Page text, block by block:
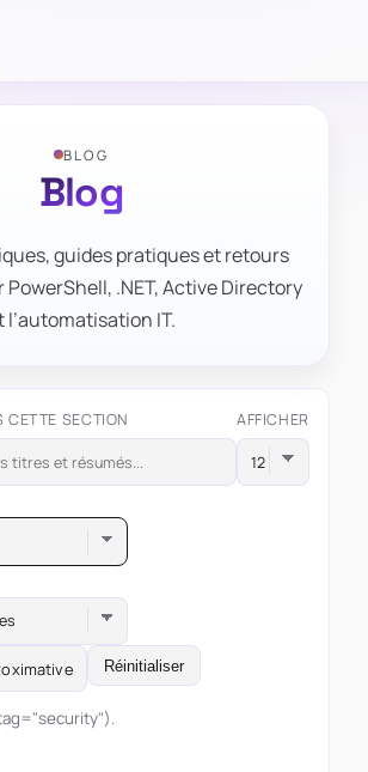
BLOG
Blog
guides pratiques et retours
PowerShell, .NET, Active Directory
l’automatisation IT.
CETTE SECTION AFFICHER
Réinitialiser